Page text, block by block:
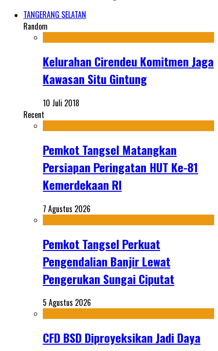
TANGERANG SELATAN
Random
Kelurahan Cirendeu Komitmen Jaga
Kawasan Situ Gintung
10 Juli 2018
Recent
Pemkot Tangsel Matangkan
Persiapan Peringatan HUT Ke-81
Kemerdekaan RI
7 Agustus 2026
Pemkot Tangsel Perkuat
Pengendalian Banjir Lewat
Pengerukan Sungai Ciputat
5 Agustus 2026
CFD BSD Diproyeksikan Jadi Daya